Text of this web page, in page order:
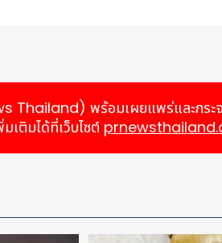
Thailand) พร้อมเผยแพร่และกระ
เติมได้ที่เว็บไซต์